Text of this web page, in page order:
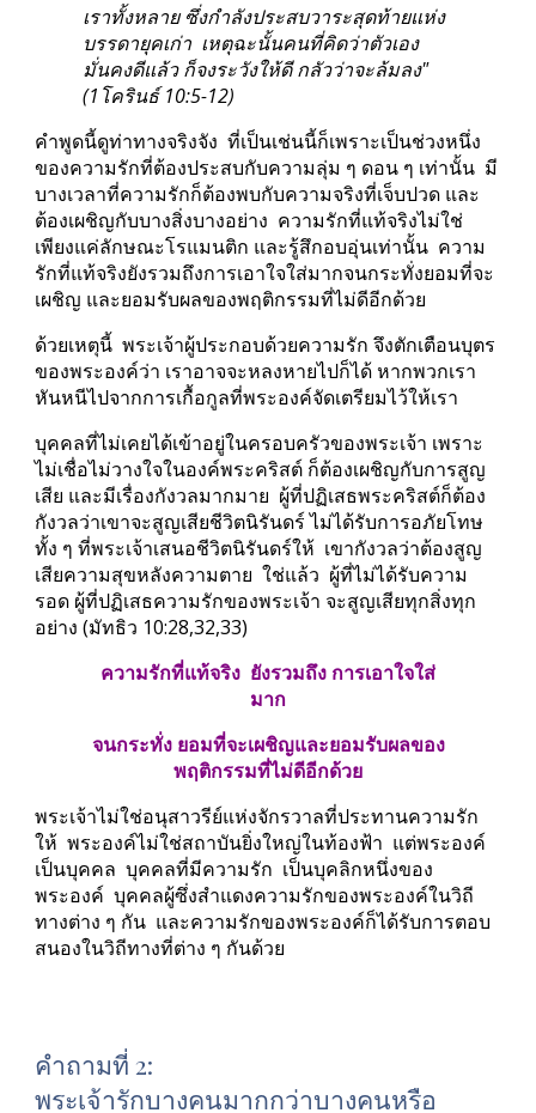
เราทั้งหลาย ซึ่งกำลังประสบวาระสุดท้ายแห่ง
บรรดายุคเก่า  เหตุฉะนั้นคนที่คิดว่าตัวเอง
มั่นคงดีแล้ว ก็จงระวังให้ดี กลัวว่าจะล้มลง"
(1โครินธ์ 10:5-12)
คำพูดนี้ดูท่าทางจริงจัง  ที่เป็นเช่นนี้ก็เพราะเป็นช่วงหนึ่ง
ของความรักที่ต้องประสบกับความลุ่ม ๆ ดอน ๆ เท่านั้น  มี
บางเวลาที่ความรักก็ต้องพบกับความจริงที่เจ็บปวด และ
ต้องเผชิญกับบางสิ่งบางอย่าง  ความรักที่แท้จริงไม่ใช่
เพียงแค่ลักษณะโรแมนติก และรู้สึกอบอุ่นเท่านั้น  ความ
รักที่แท้จริงยังรวมถึงการเอาใจใส่มากจนกระทั่งยอมที่จะ
เผชิญ และยอมรับผลของพฤติกรรมที่ไม่ดีอีกด้วย
ด้วยเหตุนี้  พระเจ้าผู้ประกอบด้วยความรัก จึงตักเตือนบุตร
ของพระองค์ว่า เราอาจจะหลงหายไปก็ได้ หากพวกเรา
หันหนีไปจากการเกื้อกูลที่พระองค์จัดเตรียมไว้ให้เรา
บุคคลที่ไม่เคยได้เข้าอยู่ในครอบครัวของพระเจ้า เพราะ
ไม่เชื่อไม่วางใจในองค์พระคริสต์ ก็ต้องเผชิญกับการสูญ
เสีย และมีเรื่องกังวลมากมาย  ผู้ที่ปฏิเสธพระคริสต์ก็ต้อง
กังวลว่าเขาจะสูญเสียชีวิตนิรันดร์ ไม่ได้รับการอภัยโทษ
ทั้ง ๆ ที่พระเจ้าเสนอชีวิตนิรันดร์ให้  เขากังวลว่าต้องสูญ
เสียความสุขหลังความตาย  ใช่แล้ว  ผู้ที่ไม่ได้รับความ
รอด ผู้ที่ปฏิเสธความรักของพระเจ้า จะสูญเสียทุกสิ่งทุก
อย่าง (มัทธิว 10:28,32,33)
ความรักที่แท้จริง  ยังรวมถึง การเอาใจใส่
มาก
จนกระทั่ง ยอมที่จะเผชิญและยอมรับผลของ
พฤติกรรมที่ไม่ดีอีกด้วย
พระเจ้าไม่ใช่อนุสาวรีย์แห่งจักรวาลที่ประทานความรัก
ให้  พระองค์ไม่ใช่สถาบันยิ่งใหญ่ในท้องฟ้า  แต่พระองค์
เป็นบุคคล  บุคคลที่มีความรัก  เป็นบุคลิกหนึ่งของ
พระองค์  บุคคลผู้ซึ่งสำแดงความรักของพระองค์ในวิถี
ทางต่าง ๆ กัน  และความรักของพระองค์ก็ได้รับการตอบ
สนองในวิถีทางที่ต่าง ๆ กันด้วย
คำถามที่ 2:
พระเจ้ารักบางคนมากกว่าบางคนหรือ